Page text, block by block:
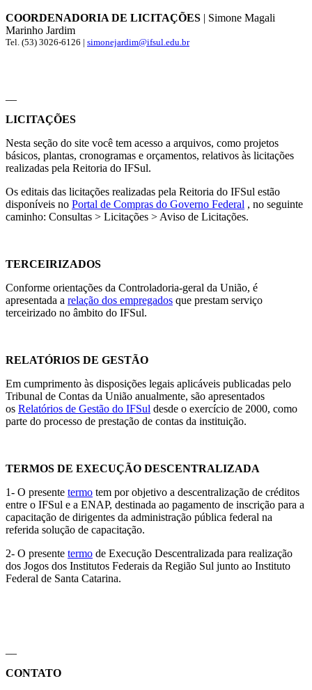
COORDENADORIA DE LICITAÇÕES | Simone Magali
Marinho Jardim
Tel. (53) 3026-6126 | simonejardim@ifsul.edu.br
LICITAÇÕES
Nesta seção do site você tem acesso a arquivos, como projetos
básicos, plantas, cronogramas e orçamentos, relativos às licitações
realizadas pela Reitoria do IFSul.
Os editais das licitações realizadas pela Reitoria do IFSul estão
disponíveis no Portal de Compras do Governo Federal , no seguinte
caminho: Consultas > Licitações > Aviso de Licitações.
TERCEIRIZADOS
Conforme orientações da Controladoria-geral da União, é
apresentada a relação dos empregados que prestam serviço
terceirizado no âmbito do IFSul.
RELATÓRIOS DE GESTÃO
Em cumprimento às disposições legais aplicáveis publicadas pelo
Tribunal de Contas da União anualmente, são apresentados
os Relatórios de Gestão do IFSul desde o exercício de 2000, como
parte do processo de prestação de contas da instituição.
TERMOS DE EXECUÇÃO DESCENTRALIZADA
1- O presente termo tem por objetivo a descentralização de créditos
entre o IFSul e a ENAP, destinada ao pagamento de inscrição para a
capacitação de dirigentes da administração pública federal na
referida solução de capacitação.
2- O presente termo de Execução Descentralizada para realização
dos Jogos dos Institutos Federais da Região Sul junto ao Instituto
Federal de Santa Catarina.
CONTATO